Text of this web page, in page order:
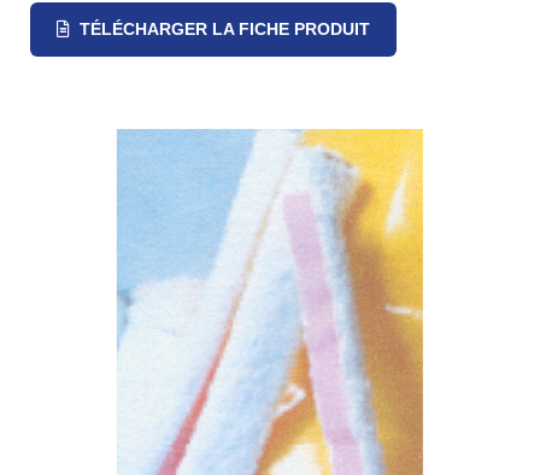
TÉLÉCHARGER LA FICHE PRODUIT